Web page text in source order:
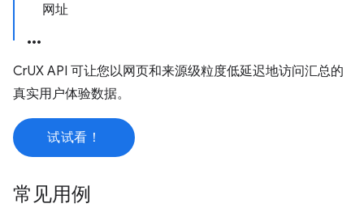
网址
CrUX API 可让您以网页和来源级粒度低延迟地访问汇总的
真实用户体验数据。
试试看！
常见用例